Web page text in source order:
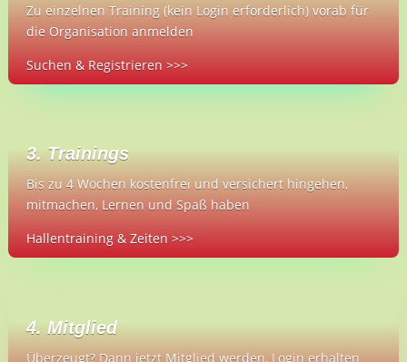
Zu einzelnen Training (kein Login erforderlich) vorab für
die Organisation anmelden
Suchen & Registrieren >>>
3. Trainings
Bis zu 4 Wochen kostenfrei und versichert hingehen,
mitmachen, Lernen und Spaß haben
Hallentraining & Zeiten >>>
4. Mitglied
Überzeugt? Dann jetzt Mitglied werden, Login erhalten